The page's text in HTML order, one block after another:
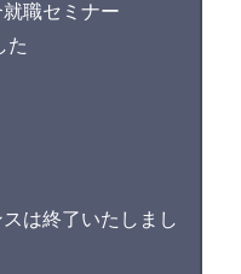
就職セミナー
た
は終了いたしまし